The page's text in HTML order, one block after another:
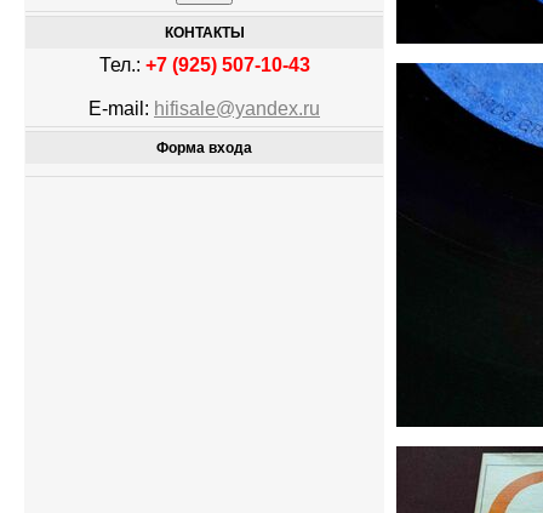
КОНТАКТЫ
Тел.: +7 (925) 507-10-43
E-mail: hifisale@yandex.ru
Форма входа